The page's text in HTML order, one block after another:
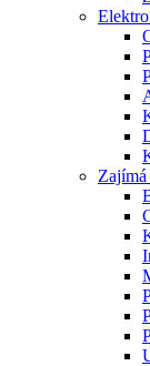
Zajímá